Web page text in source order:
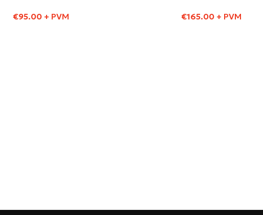
€95.00 + PVM €165.00+ PVM